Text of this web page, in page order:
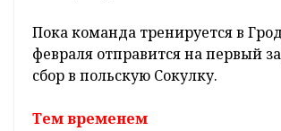
Пока команда тренируется в
февраля отправится на первый
сбор в польскую Сокулку.
Тем временем